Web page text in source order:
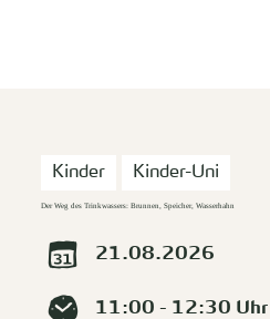
Kinder Kinder-Uni
Der Weg des Trinkwassers: Brunnen, Speicher, Wasserhahn
21.08.2026
11:00 - 12:30 Uhr